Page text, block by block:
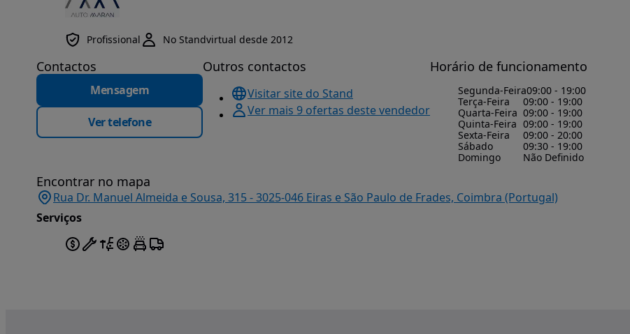
Profissional No Standvirtual desde 2012
Contactos
Mensagem
Ver telefone
Outros contactos
Visitar site do Stand
Ver mais 9 ofertas deste vendedor
Horário de funcionamento
Segunda-Feira09:00 - 19:00
Terça-Feira
09:00 - 19:00
Quarta-Feira 09:00 - 19:00
Quinta-Feira 09:00 - 19:00
Sexta-Feira
09:00 - 20:00
Sábado
09:30 - 19:00
Domingo
Não Definido
Encontrar no mapa
Rua Dr. Manuel Almeida e Sousa, 315 - 3025-046 Eiras e São Paulo de Frades, Coimbra (Portugal)
Serviços